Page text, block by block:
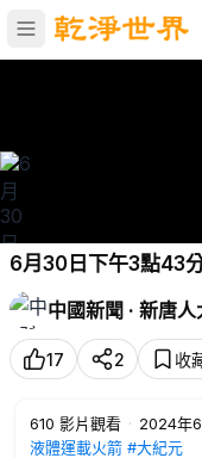
6月30日下午3點43
號液體運載火箭在河
九機並聯動力系統熱
合頻道
中國新聞 · 新唐
17 2 收
610 影片觀看 · 2024年
液體運載火箭 #大紀元